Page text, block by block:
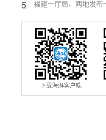
福建一厅局、两地发布
下载海湃客户端